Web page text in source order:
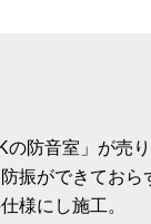
の防音室」が売
振ができてお
様にし施工。